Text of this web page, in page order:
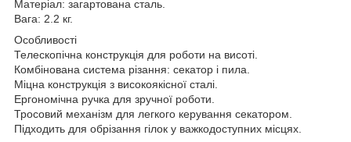
Матеріал: загартована сталь.
Вага: 2.2 кг.
Особливості
Телескопічна конструкція для роботи на висоті.
Комбінована система різання: секатор і пила.
Міцна конструкція з високоякісної сталі.
Ергономічна ручка для зручної роботи.
Тросовий механізм для легкого керування секатором.
Підходить для обрізання гілок у важкодоступних місцях.